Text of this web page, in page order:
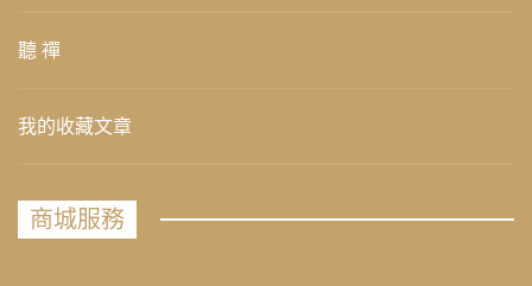
聽 禪
我的收藏文章
商城服務